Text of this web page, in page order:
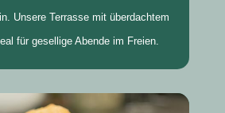
Unsere Terrasse mit überdachtem
für gesellige Abende im Freien.